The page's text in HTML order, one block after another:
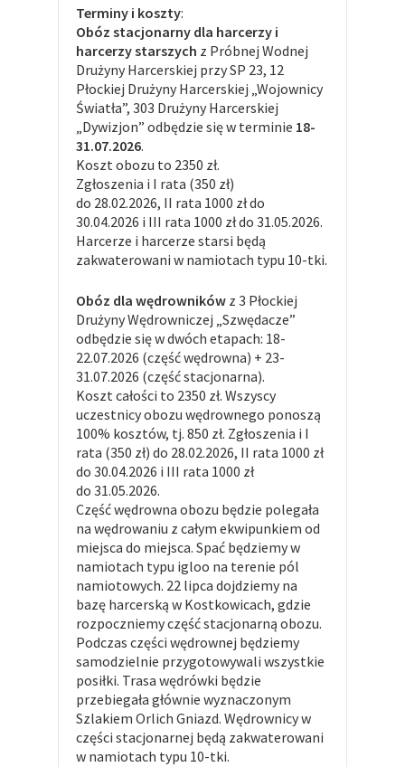
Terminy i koszty:
Obóz stacjonarny dla harcerzy i
harcerzy starszych z Próbnej Wodnej
Drużyny Harcerskiej przy SP 23, 12
Płockiej Drużyny Harcerskiej „Wojownicy
Światła”, 303 Drużyny Harcerskiej
„Dywizjon” odbędzie się w terminie 18-
31.07.2026.
Koszt obozu to 2350 zł.
Zgłoszenia i I rata (350 zł)
do 28.02.2026, II rata 1000 zł do
30.04.2026 i III rata 1000 zł do 31.05.2026.
Harcerze i harcerze starsi będą
zakwaterowani w namiotach typu 10-tki.
Obóz dla wędrowników z 3 Płockiej
Drużyny Wędrowniczej „Szwędacze”
odbędzie się w dwóch etapach: 18-
22.07.2026 (część wędrowna) + 23-
31.07.2026 (część stacjonarna).
Koszt całości to 2350 zł. Wszyscy
uczestnicy obozu wędrownego ponoszą
100% kosztów, tj. 850 zł. Zgłoszenia i I
rata (350 zł) do 28.02.2026, II rata 1000 zł
do 30.04.2026 i III rata 1000 zł
do 31.05.2026.
Część wędrowna obozu będzie polegała
na wędrowaniu z całym ekwipunkiem od
miejsca do miejsca. Spać będziemy w
namiotach typu igloo na terenie pól
namiotowych. 22 lipca dojdziemy na
bazę harcerską w Kostkowicach, gdzie
rozpoczniemy część stacjonarną obozu.
Podczas części wędrownej będziemy
samodzielnie przygotowywali wszystkie
posiłki. Trasa wędrówki będzie
przebiegała głównie wyznaczonym
Szlakiem Orlich Gniazd. Wędrownicy w
części stacjonarnej będą zakwaterowani
w namiotach typu 10-tki.